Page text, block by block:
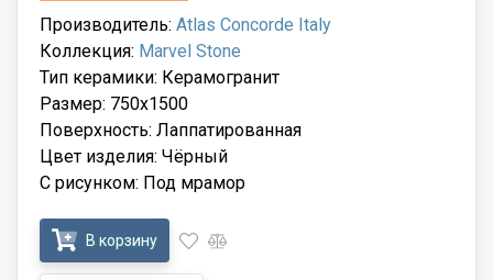
Производитель: Atlas Concorde Italy
Коллекция: Marvel Stone
Тип керамики: Керамогранит
Размер: 750x1500
Поверхность: Лаппатированная
Цвет изделия: Чёрный
С рисунком: Под мрамор
В корзину